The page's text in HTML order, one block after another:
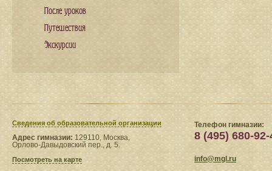
После уроков
Путешествия
Экскурсии
Сведения​ об образовательной организации
Адрес гимназии: 129110, Москва,
Орлово-Давыдовский пер., д. 5.
Посмотреть на карте
Телефон гимназии:
8 (495) 680-92-
info@mgl.ru